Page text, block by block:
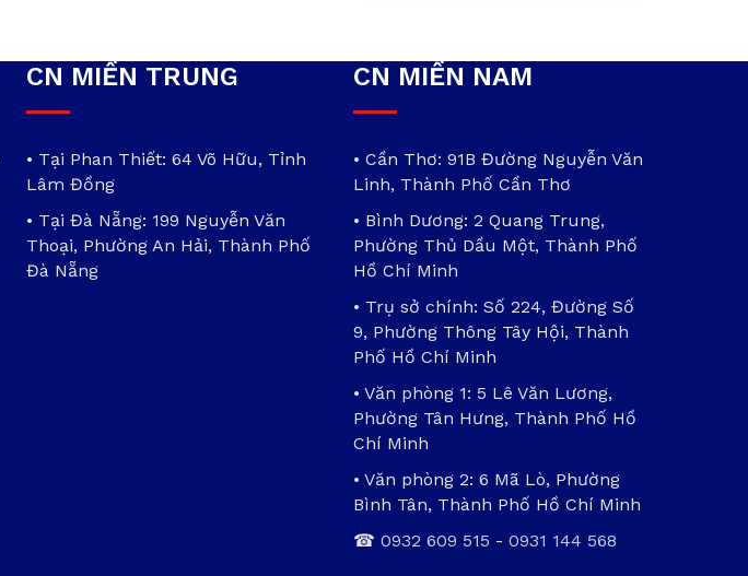
CN MIỀN TRUNG
• Tại Phan Thiết: 64 Võ Hữu, Tỉnh
Lâm Đồng
• Tại Đà Nẵng: 199 Nguyễn Văn
Thoại, Phường An Hải, Thành Phố
Đà Nẵng
CN MIỀN NAM
• Cần Thơ: 91B Đường Nguyễn Văn
Linh, Thành Phố Cần Thơ
• Bình Dương: 2 Quang Trung,
Phường Thủ Dầu Một, Thành Phố
Hồ Chí Minh
• Trụ sở chính: Số 224, Đường Số
9, Phường Thông Tây Hội, Thành
Phố Hồ Chí Minh
• Văn phòng 1: 5 Lê Văn Lương,
Phường Tân Hưng, Thành Phố Hồ
Chí Minh
• Văn phòng 2: 6 Mã Lò, Phường
Bình Tân, Thành Phố Hồ Chí Minh
☎ 0932 609 515 - 0931 144 568